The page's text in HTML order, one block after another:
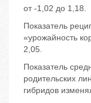
от -1,02 до 1,18.
Показатель
«урожайность
2,05.
Показатель
родительских
гибридов